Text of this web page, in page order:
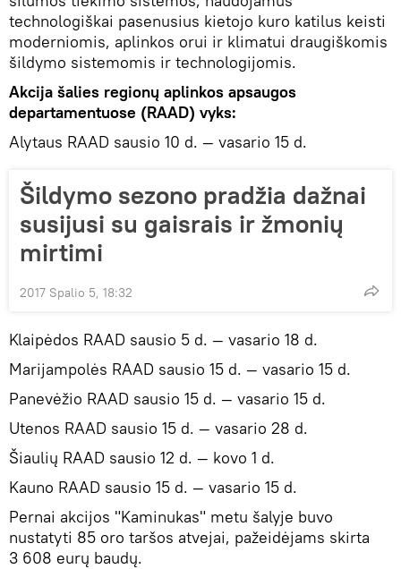
technologiškai pasenusius kietojo kuro katilus keisti
moderniomis, aplinkos orui ir klimatui draugiškomis
šildymo sistemomis ir technologijomis.
Akcija šalies regionų aplinkos apsaugos
departamentuose (RAAD) vyks:
Alytaus RAAD sausio 10 d. — vasario 15 d.
Šildymo sezono pradžia dažnai
susijusi su gaisrais ir žmonių
mirtimi
2017 Spalio 5, 18:32
Klaipėdos RAAD sausio 5 d. — vasario 18 d.
Marijampolės RAAD sausio 15 d. — vasario 15 d.
Panevėžio RAAD sausio 15 d. — vasario 15 d.
Utenos RAAD sausio 15 d. — vasario 28 d.
Šiaulių RAAD sausio 12 d. — kovo 1 d.
Kauno RAAD sausio 15 d. — vasario 15 d.
Pernai akcijos "Kaminukas" metu šalyje buvo
nustatyti 85 oro taršos atvejai, pažeidėjams skirta
3 608 eurų baudų.